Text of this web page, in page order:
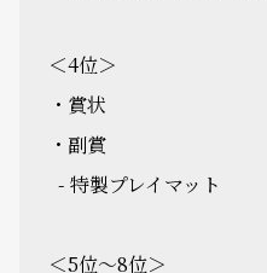
＜4位＞
・賞状
・副賞
- 特製プレイマット
＜5位～8位＞